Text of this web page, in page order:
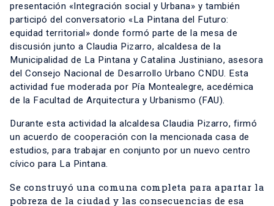
presentación «Integración social y Urbana» y también
participó del conversatorio «La Pintana del Futuro:
equidad territorial» donde formó parte de la mesa de
discusión junto a Claudia Pizarro, alcaldesa de la
Municipalidad de La Pintana y Catalina Justiniano, asesora
del Consejo Nacional de Desarrollo Urbano CNDU. Esta
actividad fue moderada por Pía Montealegre, acedémica
de la Facultad de Arquitectura y Urbanismo (FAU).
Durante esta actividad la alcaldesa Claudia Pizarro, firmó
un acuerdo de cooperación con la mencionada casa de
estudios, para trabajar en conjunto por un nuevo centro
cívico para La Pintana.
Se construyó una comuna completa para apartar la
pobreza de la ciudad y las consecuencias de esa